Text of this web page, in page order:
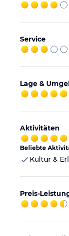
Service
Lage &
Aktivitäten
Beliebte
Kultur &
Preis-